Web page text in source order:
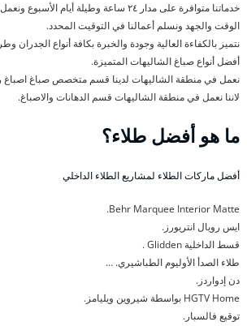
خدماتنا متوافرة على مدار ٢٤ ساعة وطيلة أيام
الوقت والجهد ونسلم أعمالنا في التوقيت المحدد.
نتميز بالكفاءة العالية وجودة والخبرة بكافة أنواع الجدران
أفضل أنواع صباغ الشاليهات المتميزة.
نعمل في منطقة الشاليهات لدينا قسم متخصص صباغ اصباغ
لاننا نعمل في منطقة الشاليهات قسم الدهانات والاصباغ.
ما هو أفضل طلاء؟
أفضل ماركات الطلاء لمشاريع الطلاء الداخلي
Behr Marquee Interior Matte.
ايس رويال انتريورز.
قسط الداخلية Glidden .
طلاء الصدأ الأوليوم الطباشيري. …
دن إدواردز.
HGTV Home بواسطة شيروين ويليامز.
توقيع فالسبار.